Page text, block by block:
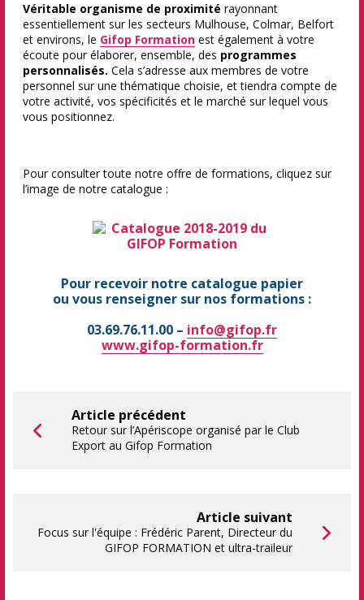
Véritable organisme de proximité rayonnant
essentiellement sur les secteurs Mulhouse, Colmar, Belfort
et environs, le Gifop Formation est également à votre
écoute pour élaborer, ensemble, des programmes
personnalisés. Cela s’adresse aux membres de votre
personnel sur une thématique choisie, et tiendra compte de
votre activité, vos spécificités et le marché sur lequel vous
vous positionnez.
Pour consulter toute notre offre de formations, cliquez sur
l’image de notre catalogue :
Pour recevoir notre catalogue papier
ou vous renseigner sur nos formations :
03.69.76.11.00 – info@gifop.fr
www.gifop-formation.fr
Article précédent
Retour sur l’Apériscope organisé par le Club
Export au Gifop Formation
Article suivant
Focus sur l'équipe : Frédéric Parent, Directeur du
GIFOP FORMATION et ultra-traileur